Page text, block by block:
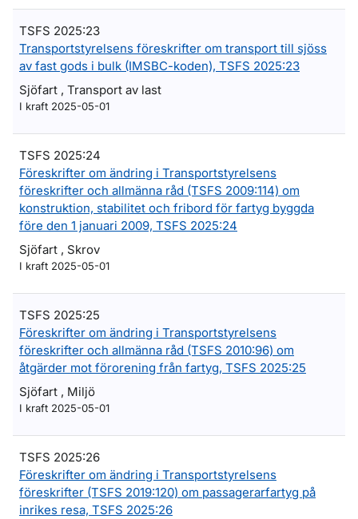
TSFS 2025:23
Transportstyrelsens föreskrifter om transport till sjöss
av fast gods i bulk (IMSBC-koden), TSFS 2025:23
Sjöfart , Transport av last
I kraft 2025-05-01
TSFS 2025:24
Föreskrifter om ändring i Transportstyrelsens
föreskrifter och allmänna råd (TSFS 2009:114) om
konstruktion, stabilitet och fribord för fartyg byggda
före den 1 januari 2009, TSFS 2025:24
Sjöfart , Skrov
I kraft 2025-05-01
TSFS 2025:25
Föreskrifter om ändring i Transportstyrelsens
föreskrifter och allmänna råd (TSFS 2010:96) om
åtgärder mot förorening från fartyg, TSFS 2025:25
Sjöfart , Miljö
I kraft 2025-05-01
TSFS 2025:26
Föreskrifter om ändring i Transportstyrelsens
föreskrifter (TSFS 2019:120) om passagerarfartyg på
inrikes resa, TSFS 2025:26